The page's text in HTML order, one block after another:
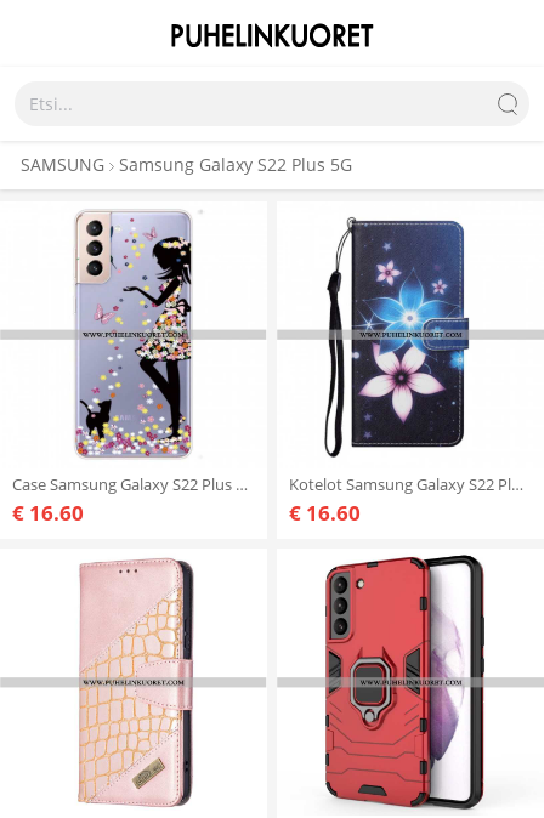
SAMSUNG Samsung Galaxy S22 Plus 5G
Case Samsung Galaxy S22 Plus 5G Maaginen Nainen
€ 16.60
Kotelot Samsung Galaxy S22 Plus 5G Suojaketju Kuori Kuun Hihnan Kukat
€ 16.60